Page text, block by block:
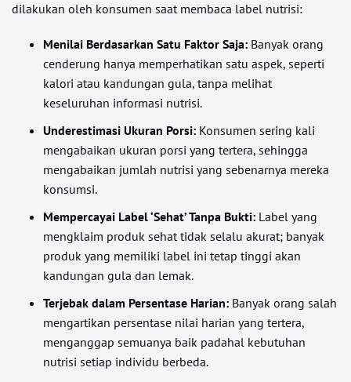
dilakukan oleh konsumen saat membaca label nutrisi:
Menilai Berdasarkan Satu Faktor Saja: Banyak orang
cenderung hanya memperhatikan satu aspek, seperti
kalori atau kandungan gula, tanpa melihat
keseluruhan informasi nutrisi.
Underestimasi Ukuran Porsi: Konsumen sering kali
mengabaikan ukuran porsi yang tertera, sehingga
mengabaikan jumlah nutrisi yang sebenarnya mereka
konsumsi.
Mempercayai Label ‘Sehat’ Tanpa Bukti: Label yang
mengklaim produk sehat tidak selalu akurat; banyak
produk yang memiliki label ini tetap tinggi akan
kandungan gula dan lemak.
Terjebak dalam Persentase Harian: Banyak orang salah
mengartikan persentase nilai harian yang tertera,
menganggap semuanya baik padahal kebutuhan
nutrisi setiap individu berbeda.